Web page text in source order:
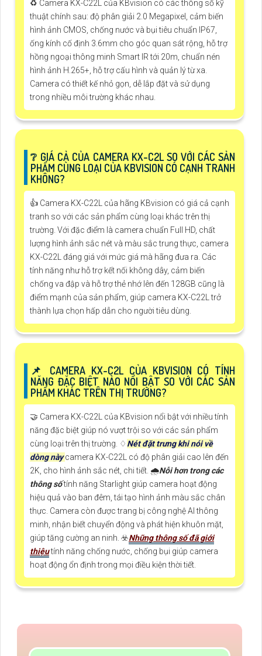
♻️ Camera KX-C22L của KBvision có các thông số kỹ
thuật chính sau: độ phân giải 2.0 Megapixel, cảm biến
hình ảnh CMOS, chống nước và bụi tiêu chuẩn IP67,
ống kính cố định 3.6mm cho góc quan sát rộng, hỗ trợ
hồng ngoại thông minh Smart IR tới 20m, chuẩn nén
hình ảnh H.265+, hỗ trợ cấu hình và quản lý từ xa.
Camera có thiết kế nhỏ gọn, dễ lắp đặt và sử dụng
trong nhiều môi trường khác nhau.
❔ GIÁ CẢ CỦA CAMERA KX-C2L SO VỚI CÁC SẢN
PHẨM CÙNG LOẠI CỦA KBVISION CÓ CẠNH TRANH
KHÔNG?
👍 Camera KX-C22L của hãng KBvision có giá cả cạnh
tranh so với các sản phẩm cùng loại khác trên thị
trường. Với đặc điểm là camera chuẩn Full HD, chất
lượng hình ảnh sắc nét và màu sắc trung thực, camera
KX-C22L đáng giá với mức giá mà hãng đưa ra. Các
tính năng như hỗ trợ kết nối không dây, cảm biến
chống va đập và hỗ trợ thẻ nhớ lên đến 128GB cũng là
điểm mạnh của sản phẩm, giúp camera KX-C22L trở
thành lựa chọn hấp dẫn cho người tiêu dùng.
📌 CAMERA KX-C2L CỦA KBVISION CÓ TÍNH
NĂNG ĐẶC BIỆT NÀO NỔI BẬT SO VỚI CÁC SẢN
PHẨM KHÁC TRÊN THỊ TRƯỜNG?
🤝 Camera KX-C22L của KBvision nổi bật với nhiều tính
năng đặc biệt giúp nó vượt trội so với các sản phẩm
cùng loại trên thị trường. ♢ Nét đặt trưng khi nói về
dòng nàycamera KX-C22L có độ phân giải cao lên đến
2K, cho hình ảnh sắc nét, chi tiết. 🌧️Nỗi hơn trong các
thông sốtính năng Starlight giúp camera hoạt động
hiệu quả vào ban đêm, tái tạo hình ảnh màu sắc chân
thực. Camera còn được trang bị công nghệ AI thông
minh, nhận biết chuyển động và phát hiện khuôn mặt,
giúp tăng cường an ninh. ☣️Những thông số đã giới
thiệutính năng chống nước, chống bụi giúp camera
hoạt động ổn định trong mọi điều kiện thời tiết.